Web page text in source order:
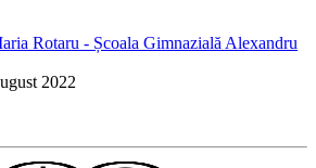
Rotaru - Școala Gimnazială Alexandru
2022